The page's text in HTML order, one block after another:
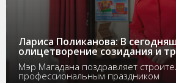
Лариса Поликанова: В
олицетворение созидания и
Мэр Магадана поздравляет
профессиональным праздником